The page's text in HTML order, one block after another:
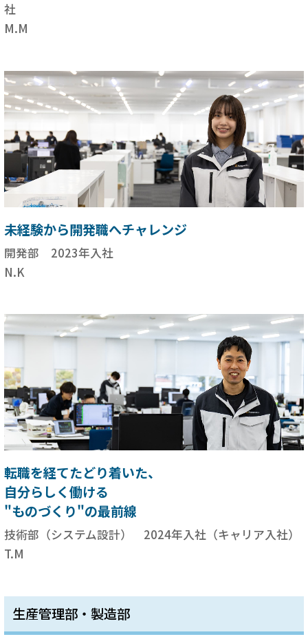
社
M.M
未経験から開発職へチャレンジ
開発部 2023年入社
N.K
転職を経てたどり着いた、
自分らしく働ける
"ものづくり"の最前線
技術部（システム設計） 2024年入社（キャリア入社）
T.M
生産管理部・製造部